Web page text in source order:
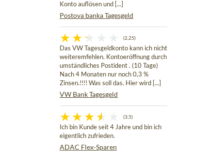
Konto auflösen und [...]
Postova banka Tagesgeld
(2,25)
Das VW Tagesgeldkonto kann ich nicht
weiteremfehlen. Kontoeröffnung durch
umständliches Postident . (10 Tage)
Nach 4 Monaten nur noch 0,3 %
Zinsen.!!!! Was soll das. Hier wird [...]
VW Bank Tagesgeld
(3,5)
Ich bin Kunde seit 4 Jahre und bin ich
eigentlich zufrieden.
ADAC Flex-Sparen